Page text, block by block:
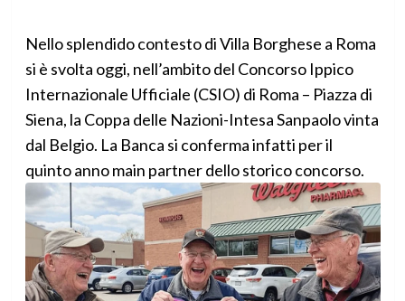
Nello splendido contesto di Villa Borghese a Roma
si è svolta oggi, nell’ambito del Concorso Ippico
Internazionale Ufficiale (CSIO) di Roma – Piazza di
Siena, la Coppa delle Nazioni-Intesa Sanpaolo vinta
dal Belgio. La Banca si conferma infatti per il
quinto anno main partner dello storico concorso.